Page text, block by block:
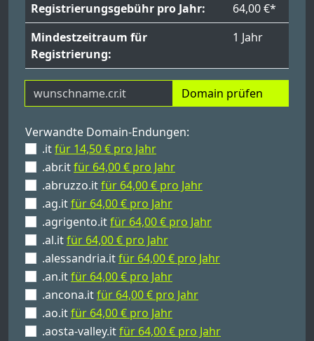
Registrierungsgebühr pro Jahr:
64,00 €*
Mindestzeitraum für
Registrierung:
1 Jahr
Domain prüfen
Verwandte Domain-Endungen:
.itfür 14,50 € pro Jahr
.abr.itfür 64,00 € pro Jahr
.abruzzo.itfür 64,00 € pro Jahr
.ag.itfür 64,00 € pro Jahr
.agrigento.itfür 64,00 € pro Jahr
.al.itfür 64,00 € pro Jahr
.alessandria.itfür 64,00 € pro Jahr
.an.itfür 64,00 € pro Jahr
.ancona.itfür 64,00 € pro Jahr
.ao.itfür 64,00 € pro Jahr
.aosta-valley.itfür 64,00 € pro Jahr